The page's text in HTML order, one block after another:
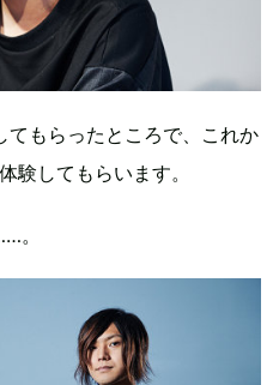
もらったところで、これか
験してもらいます。
。